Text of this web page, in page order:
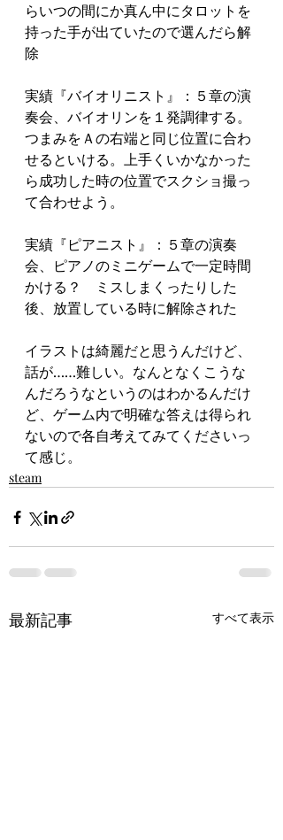
らいつの間にか真ん中にタロットを
持った手が出ていたので選んだら解
除
実績『バイオリニスト』：５章の演
奏会、バイオリンを１発調律する。
つまみをＡの右端と同じ位置に合わ
せるといける。上手くいかなかった
ら成功した時の位置でスクショ撮っ
て合わせよう。
実績『ピアニスト』：５章の演奏
会、ピアノのミニゲームで一定時間
かける？　ミスしまくったりした
後、放置している時に解除された
イラストは綺麗だと思うんだけど、
話が……難しい。なんとなくこうな
んだろうなというのはわかるんだけ
ど、ゲーム内で明確な答えは得られ
ないので各自考えてみてくださいっ
て感じ。
steam
最新記事 すべて表示